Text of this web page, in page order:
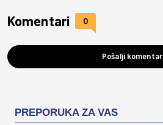
Komentari 0
Pošalji komentar
PREPORUKA ZA VAS